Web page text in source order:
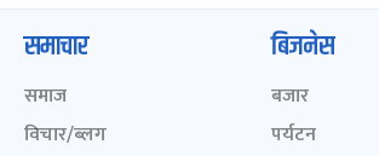
समाचार
समाज
विचार/ब्लग
बिजनेस
बजार
पर्यटन